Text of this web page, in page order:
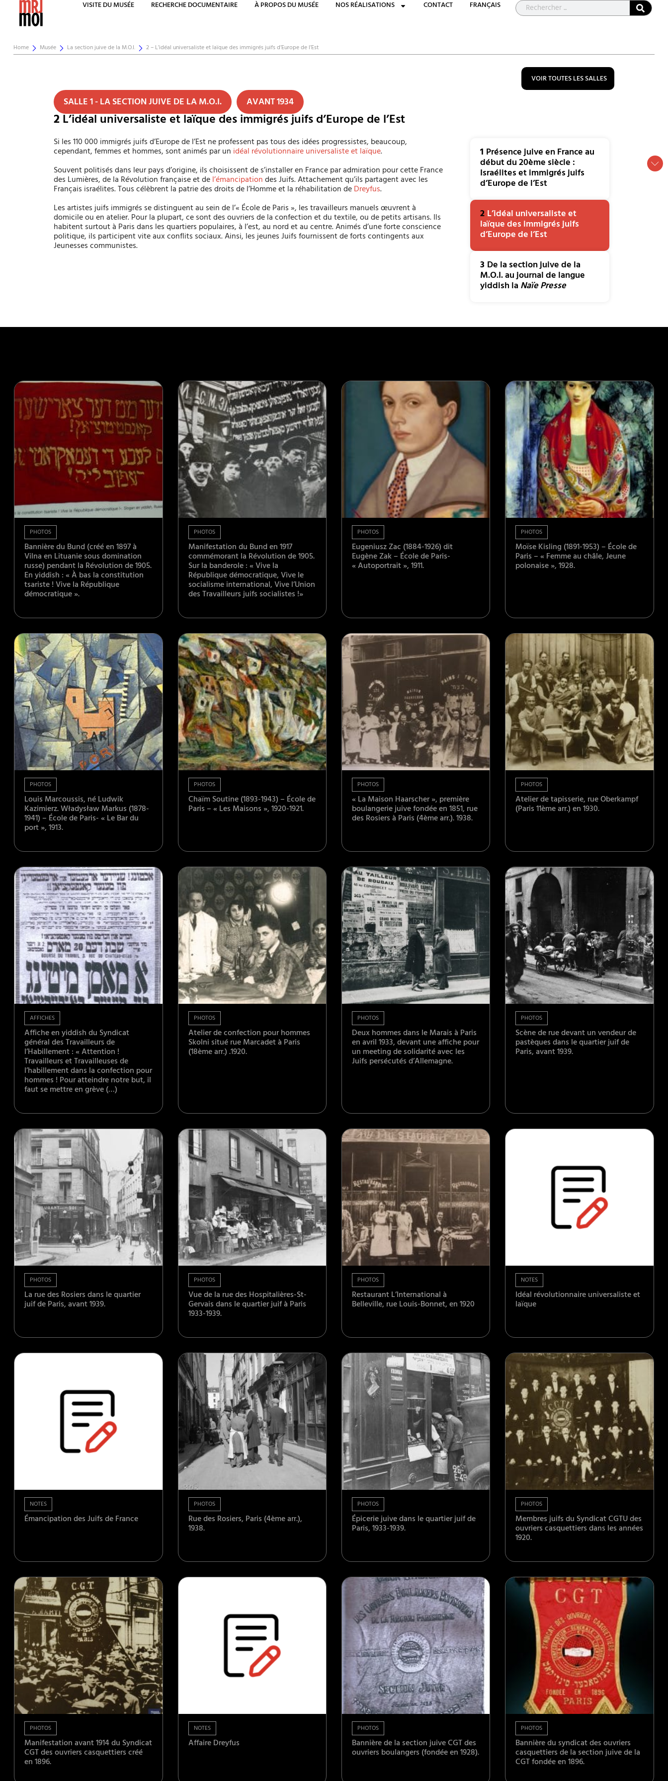
VISITE DU MUSÉE RECHERCHE DOCUMENTAIRE À PROPOS DU MUSÉE NOS RÉALISATIONS CONTACT FRANÇAIS
Home Musée La section juive de la M.O.I. 2 – L’idéal universaliste et laïque des immigrés juifs d’Europe de l’Est
VOIR TOUTES LES SALLES
SALLE 1 - LA SECTION JUIVE DE LA M.O.I. AVANT 1934
2L’idéal universaliste et laïque des immigrés juifs d’Europe de l’Est
Si les 110 000 immigrés juifs d’Europe de l’Est ne professent pas tous des idées progressistes, beaucoup,
cependant, femmes et hommes, sont animés par un idéal révolutionnaire universaliste et laïque.
Souvent politisés dans leur pays d’origine, ils choisissent de s’installer en France par admiration pour cette France
des Lumières, de la Révolution française et del’émancipationdes Juifs. Attachement qu’ils partagent avec les
Français israélites. Tous célèbrent la patrie des droits de l’Homme et la réhabilitation deDreyfus.
Les artistes juifs immigrés se distinguent au sein de l’« École de Paris », les travailleurs manuels œuvrent à
domicile ou en atelier. Pour la plupart, ce sont des ouvriers de la confection et du textile, ou de petits artisans. Ils
habitent surtout à Paris dans les quartiers populaires, à l’est, au nord et au centre. Animés d’une forte conscience
politique, ils participent vite aux conflits sociaux. Ainsi, les jeunes Juifs fournissent de forts contingents aux
Jeunesses communistes.
1 Présence juive en France au
début du 20ème siècle :
Israélites et immigrés juifs
d’Europe de l’Est
2L’idéal universaliste et
laïque des immigrés juifs
d’Europe de l’Est
3 De la section juive de la
M.O.I. au journal de langue
yiddish laNaïe Presse
PHOTOS
Bannière du Bund (créé en 1897 à
Vilna en Lituanie sous domination
russe) pendant la Révolution de 1905.
En yiddish : « À bas la constitution
tsariste ! Vive la République
démocratique ».
PHOTOS
Manifestation du Bund en 1917
commémorant la Révolution de 1905.
Sur la banderole : « Vive la
République démocratique, Vive le
socialisme international, Vive l’Union
des Travailleurs juifs socialistes !»
PHOTOS
Eugeniusz Zac (1884-1926) dit
Eugène Zak – École de Paris-
« Autoportrait », 1911.
PHOTOS
Moïse Kisling (1891-1953) – École de
Paris – « Femme au châle, Jeune
polonaise », 1928.
PHOTOS
Louis Marcoussis, né Ludwik
Kazimierz. Władysław Markus (1878-
1941) – École de Paris- « Le Bar du
port », 1913.
PHOTOS
Chaïm Soutine (1893-1943) – École de
Paris – « Les Maisons », 1920-1921.
PHOTOS
« La Maison Haarscher », première
boulangerie juive fondée en 1851, rue
des Rosiers à Paris (4ème arr.). 1938.
PHOTOS
Atelier de tapisserie, rue Oberkampf
(Paris 11ème arr.) en 1930.
AFFICHES
Affiche en yiddish du Syndicat
général des Travailleurs de
l’Habillement : « Attention !
Travailleurs et Travailleuses de
l’habillement dans la confection pour
hommes ! Pour atteindre notre but, il
faut se mettre en grève (…)
PHOTOS
Atelier de confection pour hommes
Skolni situé rue Marcadet à Paris
(18ème arr.) .1920.
PHOTOS
Deux hommes dans le Marais à Paris
en avril 1933, devant une affiche pour
un meeting de solidarité avec les
Juifs persécutés d’Allemagne.
PHOTOS
Scène de rue devant un vendeur de
pastèques dans le quartier juif de
Paris, avant 1939.
PHOTOS
La rue des Rosiers dans le quartier
juif de Paris, avant 1939.
PHOTOS
Vue de la rue des Hospitalières-St-
Gervais dans le quartier juif à Paris
1933-1939.
PHOTOS
Restaurant L’International à
Belleville, rue Louis-Bonnet, en 1920
NOTES
Idéal révolutionnaire universaliste et
laïque
NOTES
Émancipation des Juifs de France
PHOTOS
Rue des Rosiers, Paris (4ème arr.),
1938.
PHOTOS
Épicerie juive dans le quartier juif de
Paris, 1933-1939.
PHOTOS
Membres juifs du Syndicat CGTU des
ouvriers casquettiers dans les années
1920.
PHOTOS
Manifestation avant 1914 du Syndicat
CGT des ouvriers casquettiers créé
en 1896.
NOTES
Affaire Dreyfus
PHOTOS
Bannière de la section juive CGT des
ouvriers boulangers (fondée en 1928).
PHOTOS
Bannière du syndicat des ouvriers
casquettiers de la section juive de la
CGT fondée en 1896.